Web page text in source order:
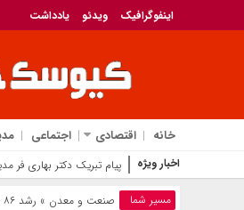
اینفوگرافیک ویدئو یادداشت
خانه اقتصادی اجتماعی
اخبار ویژه پیام تبریک دکتر بهاری فر
مسیر شما صنعت و معدن » رشد ۸۶ درصدی تولید در گروه صنعتی ایران خودرو